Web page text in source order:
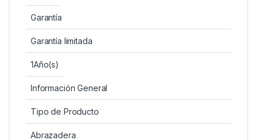
Garantía
Garantía limitada
1Año(s)
Información General
Tipo de Producto
Abrazadera